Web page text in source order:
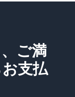
ご満
支払